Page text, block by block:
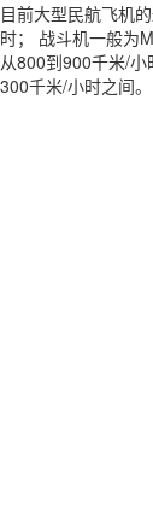
目前大型民航飞机
时； 战斗机一般为
从800到900千米/
300千米/小时之间。